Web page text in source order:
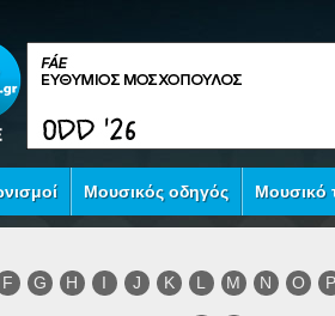
Μουσικός οδηγός Μουσικό
F G H I J K L M N O P